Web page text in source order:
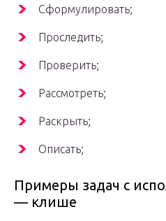
Сформулировать;
Проследить;
Проверить;
Рассмотреть;
Раскрыть;
Описать;
Примеры задач с
— клише